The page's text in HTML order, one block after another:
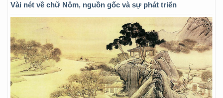
Vài nét về chữ Nôm, nguồn gốc và sự phát triển